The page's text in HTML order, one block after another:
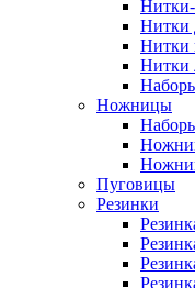
Нитки
Нитки
Нитки
Ножницы
Пуговицы
Резинки